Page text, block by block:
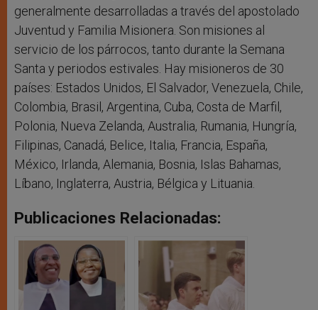
generalmente desarrolladas a través del apostolado
Juventud y Familia Misionera. Son misiones al
servicio de los párrocos, tanto durante la Semana
Santa y periodos estivales. Hay misioneros de 30
países: Estados Unidos, El Salvador, Venezuela, Chile,
Colombia, Brasil, Argentina, Cuba, Costa de Marfil,
Polonia, Nueva Zelanda, Australia, Rumania, Hungría,
Filipinas, Canadá, Belice, Italia, Francia, España,
México, Irlanda, Alemania, Bosnia, Islas Bahamas,
Líbano, Inglaterra, Austria, Bélgica y Lituania.
Publicaciones Relacionadas: